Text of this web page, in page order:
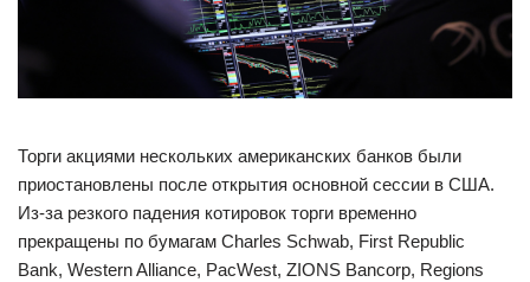
Торги акциями нескольких американских банков были
приостановлены после открытия основной сессии в США.
Из-за резкого падения котировок торги временно
прекращены по бумагам Charles Schwab, First Republic
Bank, Western Alliance, PacWest, ZIONS Bancorp, Regions